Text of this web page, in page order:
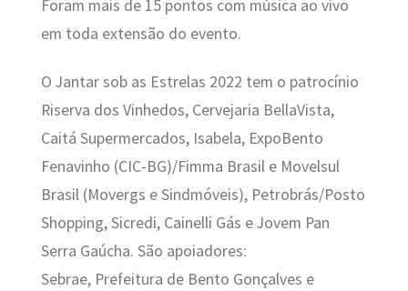
Foram mais de 15 pontos com música ao vivo
em toda extensão do evento.
O Jantar sob as Estrelas 2022 tem o patrocínio
Riserva dos Vinhedos, Cervejaria BellaVista,
Caitá Supermercados, Isabela, ExpoBento
Fenavinho (CIC-BG)/Fimma Brasil e Movelsul
Brasil (Movergs e Sindmóveis), Petrobrás/Posto
Shopping, Sicredi, Cainelli Gás e Jovem Pan
Serra Gaúcha. São apoiadores:
Sebrae, Prefeitura de Bento Gonçalves e